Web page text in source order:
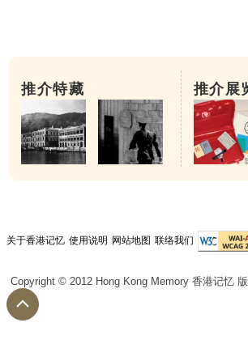
推介特藏 推介展
关于香港记忆 使用说明 网站地图 联络我们
Copyright © 2012 Hong Kong Memory 香港记忆